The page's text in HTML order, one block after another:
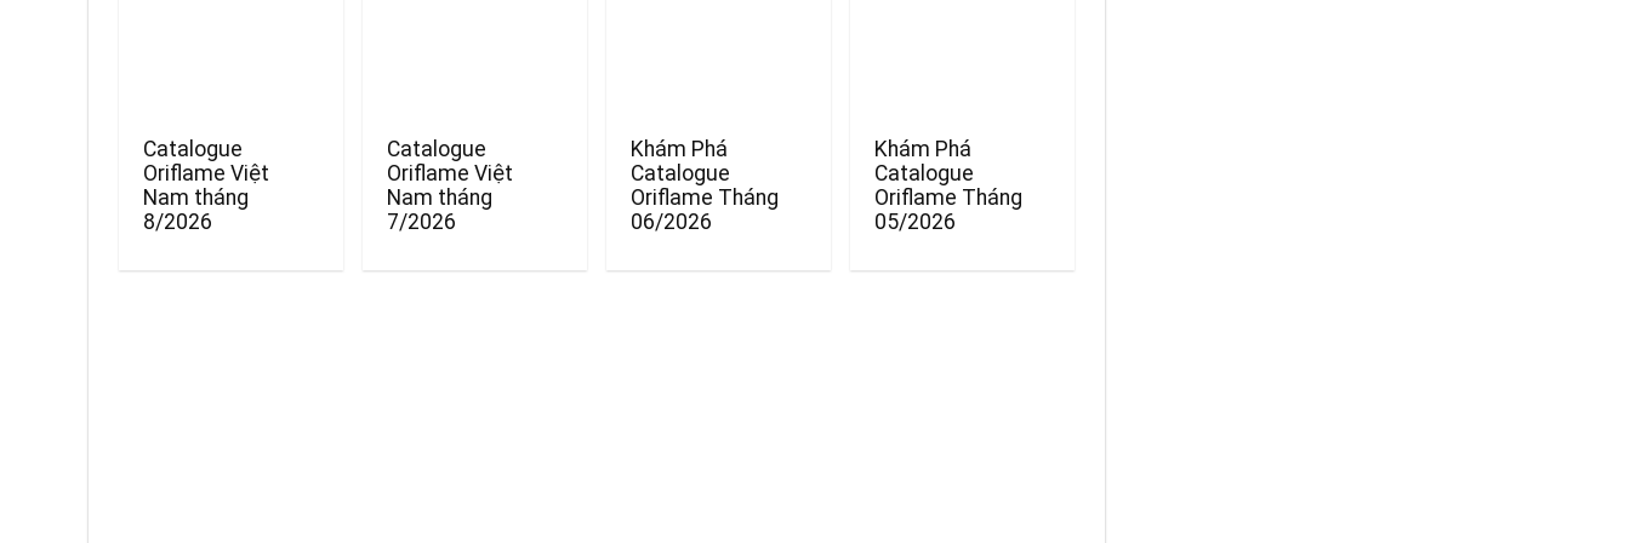
Catalogue
Oriflame Việt
Nam tháng
8/2026
Catalogue
Oriflame Việt
Nam tháng
7/2026
Khám Phá
Catalogue
Oriflame Tháng
06/2026
Khám Phá
Catalogue
Oriflame Tháng
05/2026